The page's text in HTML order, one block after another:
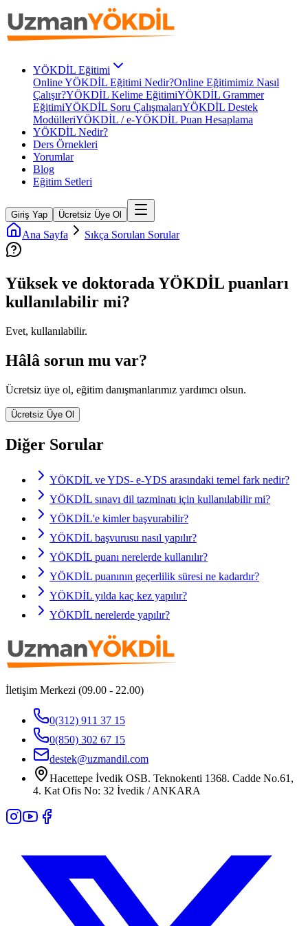
YÖKDİL Eğitimi
Online YÖKDİL Eğitimi Nedir?Online Eğitimimiz Nasıl
Çalışır?YÖKDİL Kelime EğitimiYÖKDİL Grammer
EğitimiYÖKDİL Soru ÇalışmalarıYÖKDİL Destek
ModülleriYÖKDİL / e-YÖKDİL Puan Hesaplama
YÖKDİL Nedir?
Ders Örnekleri
Yorumlar
Blog
Eğitim Setleri
Giriş Yap Ücretsiz Üye Ol
Ana Sayfa Sıkça Sorulan Sorular
Yüksek ve doktorada YÖKDİL puanları
kullanılabilir mi?
Evet, kullanılabilir.
Hâlâ sorun mu var?
Ücretsiz üye ol, eğitim danışmanlarımız yardımcı olsun.
Ücretsiz Üye Ol
Diğer Sorular
YÖKDİL ve YDS- e-YDS arasındaki temel fark nedir?
YÖKDİL sınavı dil tazminatı için kullanılabilir mi?
YÖKDİL'e kimler başvurabilir?
YÖKDİL başvurusu nasıl yapılır?
YÖKDİL puanı nerelerde kullanılır?
YÖKDİL puanının geçerlilik süresi ne kadardır?
YÖKDİL yılda kaç kez yapılır?
YÖKDİL nerelerde yapılır?
İletişim Merkezi (09.00 - 22.00)
0(312) 911 37 15
0(850) 302 67 15
destek@uzmandil.com
Hacettepe İvedik OSB. Teknokenti 1368. Cadde No.61,
4. Kat Ofis No: 32 İvedik / ANKARA